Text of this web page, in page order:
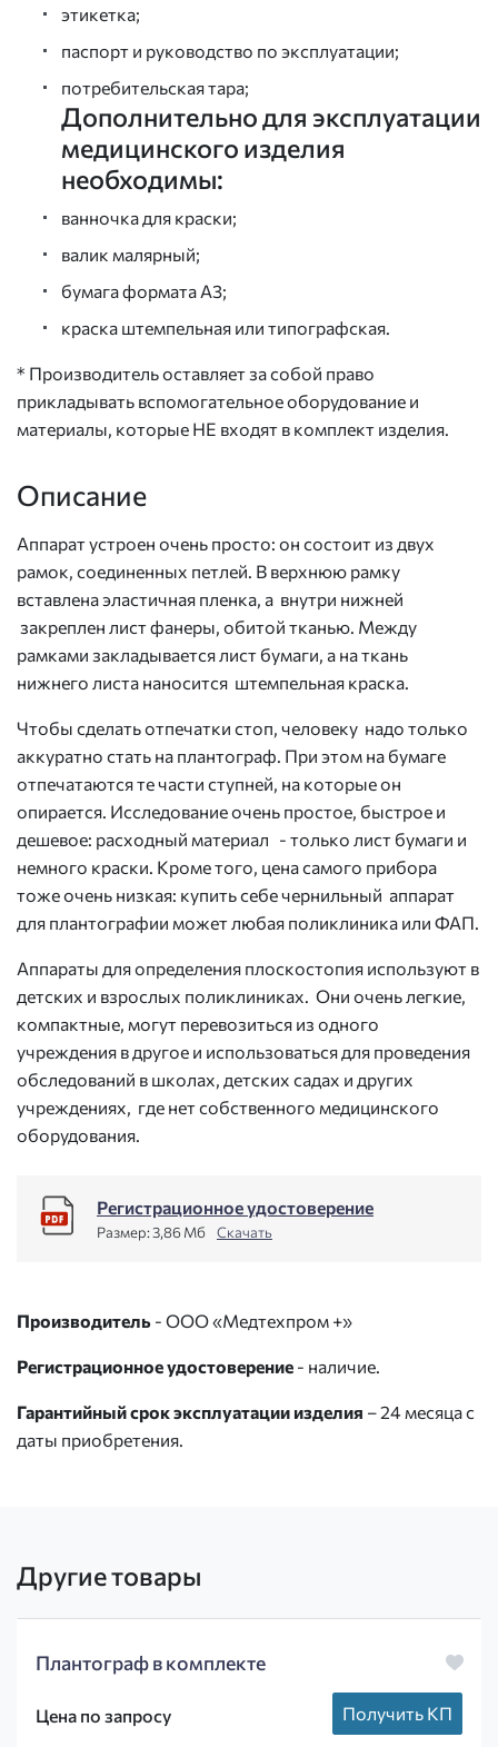
этикетка;
паспорт и руководство по эксплуатации;
потребительская тара;
Дополнительно для эксплуатации
медицинского изделия
необходимы:
ванночка для краски;
валик малярный;
бумага формата А3;
краска штемпельная или типографская.
* Производитель оставляет за собой право
прикладывать вспомогательное оборудование и
материалы, которые НЕ входят в комплект изделия.
Описание
Аппарат устроен очень просто: он состоит из двух
рамок, соединенных петлей. В верхнюю рамку
вставлена эластичная пленка, а внутри нижней
закреплен лист фанеры, обитой тканью. Между
рамками закладывается лист бумаги, а на ткань
нижнего листа наносится штемпельная краска.
Чтобы сделать отпечатки стоп, человеку надо только
аккуратно стать на плантограф. При этом на бумаге
отпечатаются те части ступней, на которые он
опирается. Исследование очень простое, быстрое и
дешевое: расходный материал - только лист бумаги и
немного краски. Кроме того, цена самого прибора
тоже очень низкая: купить себе чернильный аппарат
для плантографии может любая поликлиника или ФАП.
Аппараты для определения плоскостопия используют в
детских и взрослых поликлиниках. Они очень легкие,
компактные, могут перевозиться из одного
учреждения в другое и использоваться для проведения
обследований в школах, детских садах и других
учреждениях, где нет собственного медицинского
оборудования.
Регистрационное удостоверение
Размер:3,86 Мб Скачать
Производитель - ООО «Медтехпром +»
Регистрационное удостоверение - наличие.
Гарантийный срок эксплуатации изделия – 24 месяца с
даты приобретения.
Другие товары
Плантограф в комплекте
Цена по запросу Получить КП